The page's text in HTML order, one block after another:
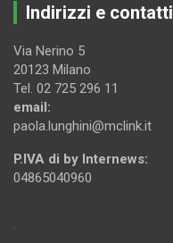
Indirizzi e contatti
Via Nerino 5
20123 Milano
Tel. 02 725 296 11
email:
paola.lunghini@mclink.it
P.IVA di by Internews:
04865040960
.